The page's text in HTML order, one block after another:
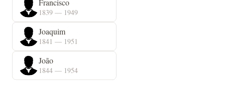
Francisco
1839 — 1949
Joaquim
1841 — 1951
João
1844 — 1954